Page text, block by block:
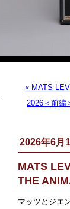
« MATS
2026＜前編
2026年6月
MATS
THE
マッツとジエ